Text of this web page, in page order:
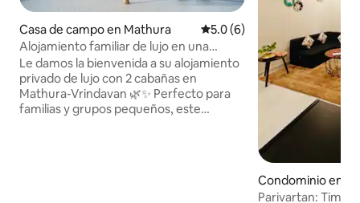
Casa de campo en Mathura Calificación promedio: 5.0
5.0 (6)
Alojamiento familiar de lujo en una
cabaña | 2 habitaciones junto a la piscina
en Mathura
Le damos la bienvenida a su alojamiento
privado de lujo con 2 cabañas en
Mathura-Vrindavan 🌿✨ Perfecto para
familias y grupos pequeños, este
Condominio en
Parivartan: